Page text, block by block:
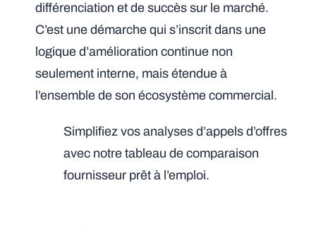
différenciation et de succès sur le marché.
C’est une démarche qui s’inscrit dans une
logique d’amélioration continue non
seulement interne, mais étendue à
l’ensemble de son écosystème commercial.
Simplifiez vos analyses d’appels d’offres
avec notre tableau de comparaison
fournisseur prêt à l’emploi.